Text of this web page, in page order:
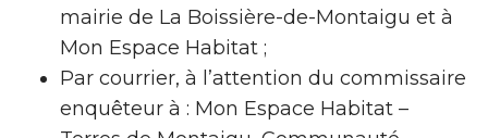
mairie de La Boissière-de-Montaigu et à
Mon Espace Habitat ;
Par courrier, à l’attention du commissaire
enquêteur à : Mon Espace Habitat –